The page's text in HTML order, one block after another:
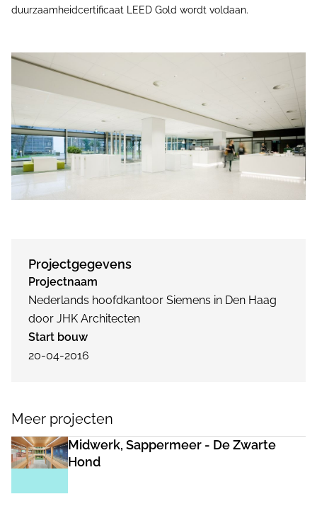
duurzaamheidcertificaat LEED Gold wordt voldaan.
Projectgegevens
Projectnaam
Nederlands hoofdkantoor Siemens in Den Haag
door JHK Architecten
Start bouw
20-04-2016
Meer projecten
Midwerk, Sappermeer - De Zwarte
Hond